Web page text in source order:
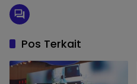
Pos Terkait